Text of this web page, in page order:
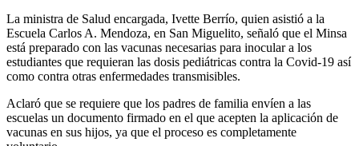
La ministra de Salud encargada, Ivette Berrío, quien asistió a la
Escuela Carlos A. Mendoza, en San Miguelito, señaló que el Minsa
está preparado con las vacunas necesarias para inocular a los
estudiantes que requieran las dosis pediátricas contra la Covid-19 así
como contra otras enfermedades transmisibles.
Aclaró que se requiere que los padres de familia envíen a las
escuelas un documento firmado en el que acepten la aplicación de
vacunas en sus hijos, ya que el proceso es completamente